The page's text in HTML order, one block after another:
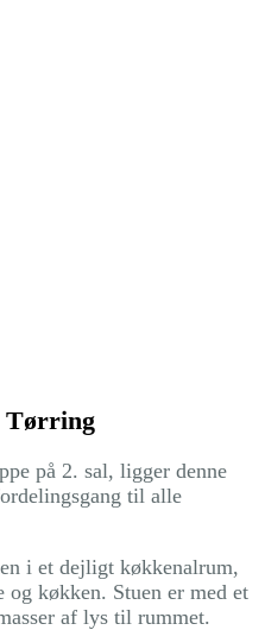
Tørring
på 2. sal, ligger denne
til alle
i et dejligt køkkenalrum,
køkken. Stuen er med et
af lys til rummet.